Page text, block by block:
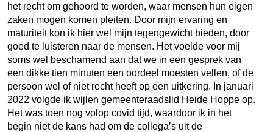
het recht om gehoord te worden, waar mensen hun eigen
zaken mogen komen pleiten. Door mijn ervaring en
maturiteit kon ik hier wel mijn tegengewicht bieden, door
goed te luisteren naar de mensen. Het voelde voor mij
soms wel beschamend aan dat we in een gesprek van
een dikke tien minuten een oordeel moesten vellen, of de
persoon wel of niet recht heeft op een uitkering. In januari
2022 volgde ik wijlen gemeenteraadslid Heide Hoppe op.
Het was toen nog volop covid tijd, waardoor ik in het
begin niet de kans had om de collega’s uit de